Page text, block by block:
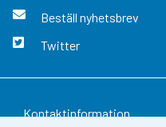
Beställ nyhetsbrev
Twitter
Kontaktinformation